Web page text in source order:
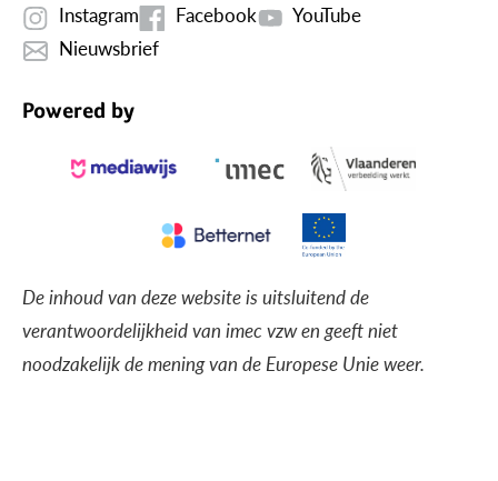
Instagram Facebook
YouTube
Nieuwsbrief
Powered by
De inhoud van deze website is uitsluitend de
verantwoordelijkheid van imec vzw en geeft niet
noodzakelijk de mening van de Europese Unie weer.